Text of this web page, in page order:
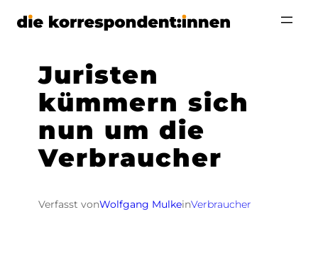
Zum
Juristen
kümmern sich
nun um die
Verbraucher
Verfasst vonWolfgang MulkeinVerbraucher